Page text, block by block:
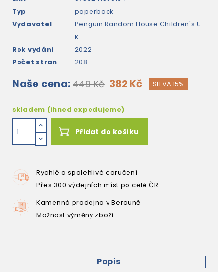
Typ
paperback
Vydavatel
Penguin Random House Children's U
K
Rok vydání
2022
Počet stran
208
Naše cena: 449 Kč 382 Kč SLEVA 15%
skladem (ihned expedujeme)
Přidat do košíku
Rychlé a spolehlivé doručení
Přes 300 výdejních míst po celé ČR
Kamenná prodejna v Berouně
Možnost výměny zboží
Popis